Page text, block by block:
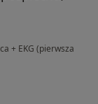
+ EKG (pierwsza